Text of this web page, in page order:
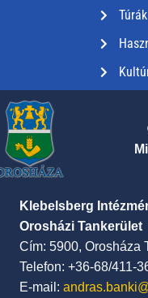
Túrák
Klebelsberg
Orosházi Tankerület
Cím: 5900, Orosháza
Telefon: +36-68/411-
E-mail: